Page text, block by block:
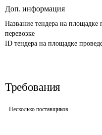
Доп. информация
Название тендера на площадке
перевозке
ID тендера на площадке
Требования
Несколько поставщиков